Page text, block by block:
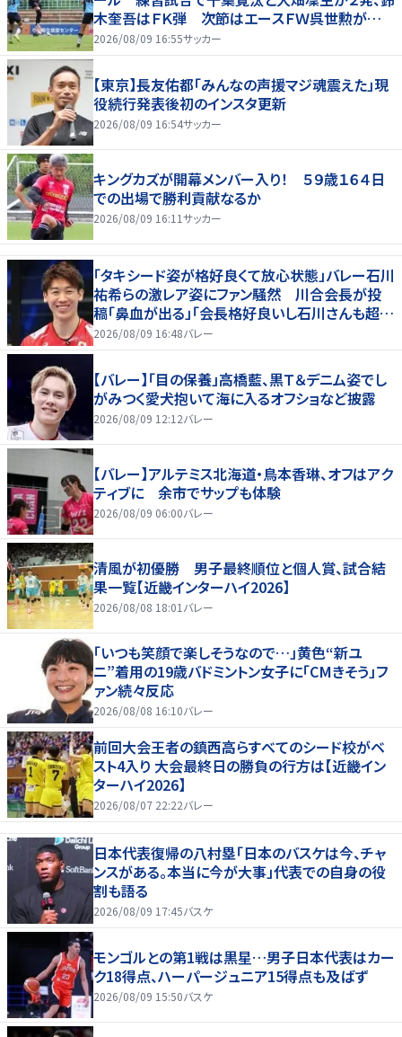
木奎吾はＦＫ弾 次節はエースＦＷ呉世勲が出
場停止
2026/08/09 16:55サッカー
【東京】長友佑都「みんなの声援マジ魂震えた」現
役続行発表後初のインスタ更新
2026/08/09 16:54サッカー
キングカズが開幕メンバー入り！ ５９歳１６４日
での出場で勝利貢献なるか
2026/08/09 16:11サッカー
「タキシード姿が格好良くて放心状態」バレー石川
祐希らの激レア姿にファン騒然 川合会長が投
稿「鼻血が出る」「会長格好良いし石川さんも超格
好いい」
2026/08/09 16:48バレー
【バレー】「目の保養」高橋藍、黒Ｔ＆デニム姿でし
がみつく愛犬抱いて海に入るオフショなど披露
2026/08/09 12:12バレー
【バレー】アルテミス北海道・鳥本香琳、オフはアク
ティブに 余市でサップも体験
2026/08/09 06:00バレー
清風が初優勝 男子最終順位と個人賞、試合結
果一覧【近畿インターハイ2026】
2026/08/08 18:01 バレー
「いつも笑顔で楽しそうなので…」黄色“新ユ
ニ”着用の19歳バドミントン女子に「CMきそう」フ
ァン続々反応
2026/08/08 16:10バレー
前回大会王者の鎮西高らすべてのシード校がベ
スト4入り 大会最終日の勝負の行方は【近畿イン
ターハイ2026】
2026/08/07 22:22バレー
日本代表復帰の八村塁「日本のバスケは今、チャ
ンスがある。本当に今が大事」代表での自身の役
割も語る
2026/08/09 17:45バスケ
モンゴルとの第1戦は黒星…男子日本代表はカー
ク18得点、ハーパージュニア15得点も及ばず
2026/08/09 15:50バスケ